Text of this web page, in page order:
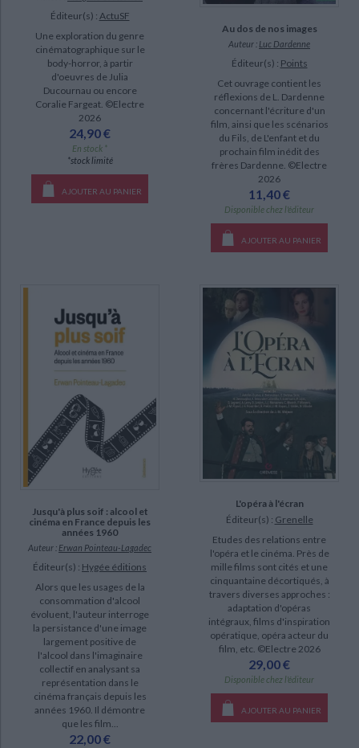
Éditeur(s) : ActuSF
Une exploration du genre
cinématographique sur le
body-horror, à partir
d'oeuvres de Julia
Ducournau ou encore
Coralie Fargeat. ©Electre
2026
24,90 €
En stock *
*stock limité
AJOUTER AU PANIER
Au dos de nos images
Auteur : Luc Dardenne
Éditeur(s) : Points
Cet ouvrage contient les
réflexions de L. Dardenne
concernant l'écriture d'un
film, ainsi que les scénarios
du Fils, de L'enfant et du
prochain film inédit des
frères Dardenne. ©Electre
2026
11,40 €
Disponible chez l'éditeur
AJOUTER AU PANIER
Jusqu'à plus soif : alcool et
cinéma en France depuis les
années 1960
Auteur : Erwan Pointeau-Lagadec
Éditeur(s) : Hygée éditions
Alors que les usages de la
consommation d'alcool
évoluent, l'auteur interroge
la persistance d'une image
largement positive de
l'alcool dans l'imaginaire
collectif en analysant sa
représentation dans le
cinéma français depuis les
années 1960. Il démontre
que les film...
22,00 €
L'opéra à l'écran
Éditeur(s) : Grenelle
Etudes des relations entre
l'opéra et le cinéma. Près de
mille films sont cités et une
cinquantaine décortiqués, à
travers diverses approches :
adaptation d'opéras
intégraux, films d'inspiration
opératique, opéra acteur du
film, etc. ©Electre 2026
29,00 €
Disponible chez l'éditeur
AJOUTER AU PANIER